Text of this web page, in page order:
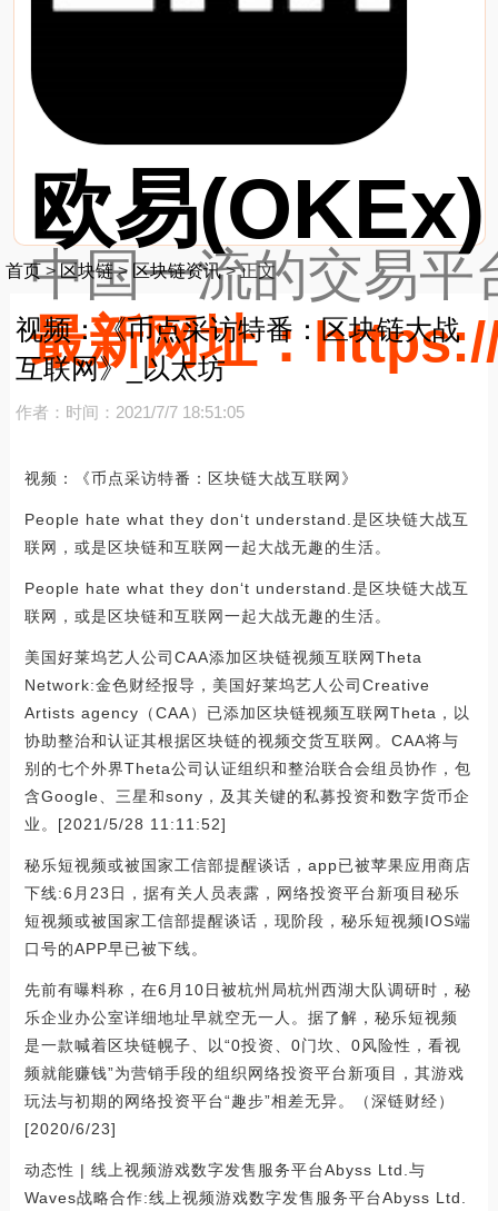
欧易(OKEx)
中国一流的交易平
最新网址：
首页>区块链> 区块链资讯>正文
视频：《币点采访特番：区块链大战
互联网》_以太坊
作者： 时间：2021/7/7 18:51:05
视频：《币点采访特番：区块链大战互联网》
People hate what they don‘t understand.是区块链大战互
联网，或是区块链和互联网一起大战无趣的生活。
People hate what they don‘t understand.是区块链大战互
联网，或是区块链和互联网一起大战无趣的生活。
美国好莱坞艺人公司CAA添加区块链视频互联网Theta
Network:金色财经报导，美国好莱坞艺人公司Creative
Artists agency（CAA）已添加区块链视频互联网Theta，以
协助整治和认证其根据区块链的视频交货互联网。CAA将与
别的七个外界Theta公司认证组织和整治联合会组员协作，包
含Google、三星和sony，及其关键的私募投资和数字货币企
业。[2021/5/28 11:11:52]
秘乐短视频或被国家工信部提醒谈话，app已被苹果应用商店
下线:6月23日，据有关人员表露，网络投资平台新项目秘乐
短视频或被国家工信部提醒谈话，现阶段，秘乐短视频IOS端
口号的APP早已被下线。
先前有曝料称，在6月10日被杭州局杭州西湖大队调研时，秘
乐企业办公室详细地址早就空无一人。据了解，秘乐短视频
是一款喊着区块链幌子、以“0投资、0门坎、0风险性，看视
频就能赚钱”为营销手段的组织网络投资平台新项目，其游戏
玩法与初期的网络投资平台“趣步”相差无异。（深链财经）
[2020/6/23]
动态性 | 线上视频游戏数字发售服务平台Abyss Ltd.与
Waves战略合作:线上视频游戏数字发售服务平台Abyss Ltd.